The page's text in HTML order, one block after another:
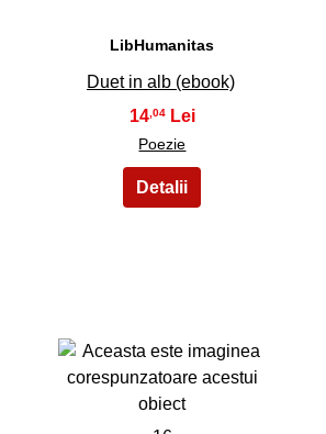
LibHumanitas
Duet in alb (ebook)
14,04
Poezie